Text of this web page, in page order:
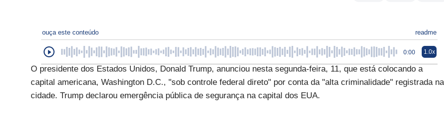
ouça este conteúdo readme
0:00 1.0x
O presidente dos Estados Unidos, Donald Trump, anunciou nesta segunda-feira, 11, que está colocando a
capital americana, Washington D.C., "sob controle federal direto" por conta da "alta criminalidade" registrada na
cidade. Trump declarou emergência pública de segurança na capital dos EUA.